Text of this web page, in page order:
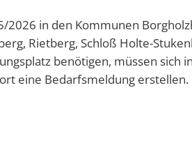
2026 in den Kommunen
Rietberg, Schloß Holte-
benötigen, müssen sich
eine Bedarfsmeldung erstellen.